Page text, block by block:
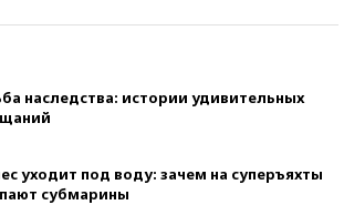
наследства: истории удивительных
уходит под воду: зачем на суперъяхты
субмарины